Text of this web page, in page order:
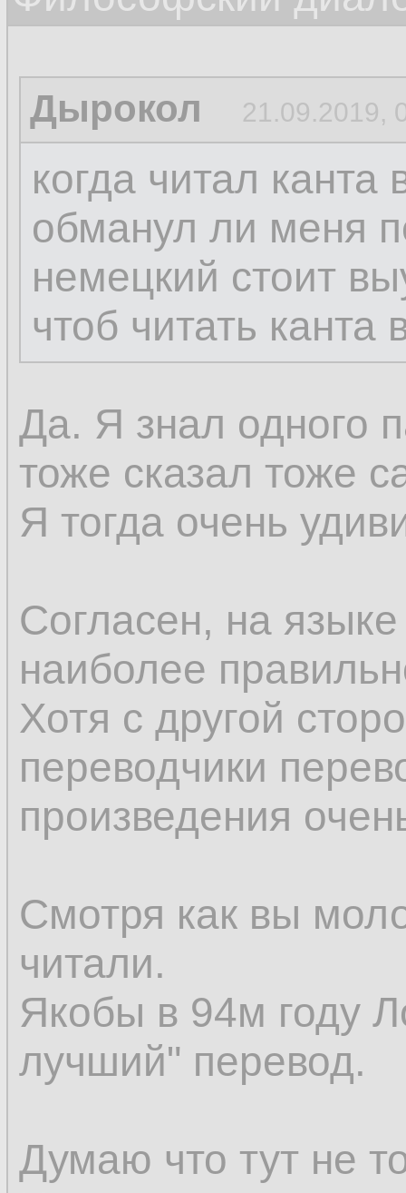
Дырокол 21.09.2019,
когда читал
обманул ли меня
немецкий стоит
чтоб читать канта
Да. Я знал одного
тоже сказал тоже
Я тогда очень
Согласен, на
наиболее
Хотя с другой
переводчики
произведения
Смотря как вы
читали.
Якобы в 94м году
лучший" перевод.
Думаю что тут не